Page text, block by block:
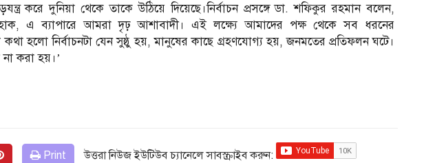
করে দুনিয়া থেকে তাকে উঠিয়ে দিয়েছে।নির্বাচন প্রসঙ্গে ডা. শফিকুর রহমান বলেন,
হোক, এ ব্যাপারে আমরা দৃঢ় আশাবাদী। এই লক্ষ্যে আমাদের পক্ষ থেকে সব ধরনের
হলো নির্বাচনটা যেন সুষ্ঠু হয়, মানুষের কাছে গ্রহণযোগ্য হয়, জনমতের প্রতিফলন ঘটে।
না করা হয়।’
Print উত্তরা নিউজ ইউটিউব চ্যানেলে সাবস্ক্রাইব করুন: